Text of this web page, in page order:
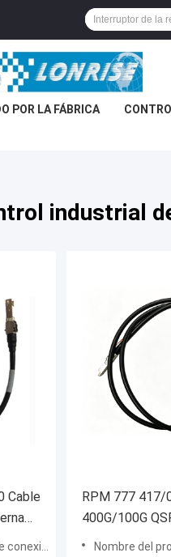
POR LA FÁBRICA
industrial
Cable
óptica
RPM 777 417/
400G/100G
Nombre del